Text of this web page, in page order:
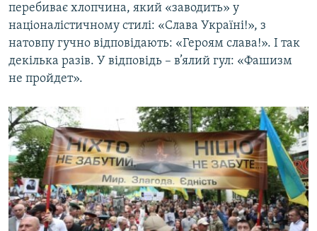
перебиває хлопчина, який «заводить» у
націоналістичному стилі: «Слава Україні!», з
натовпу гучно відповідають: «Героям слава!». І так
декілька разів. У відповідь – в’ялий гул: «Фашизм
не пройдет».